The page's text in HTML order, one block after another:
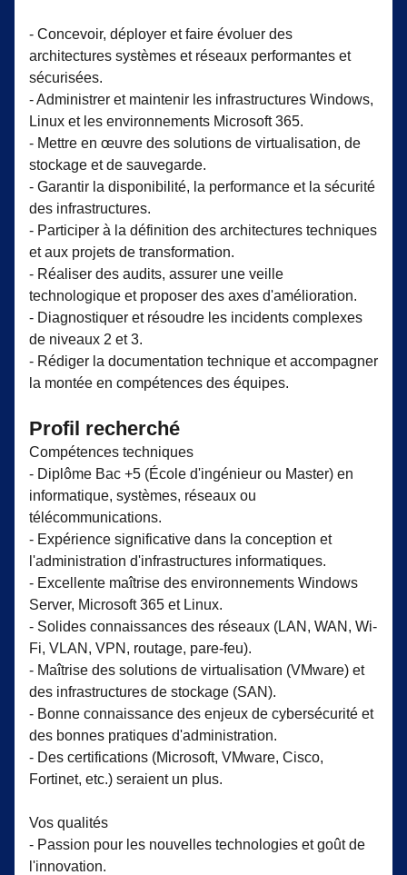
- Concevoir, déployer et faire évoluer des
architectures systèmes et réseaux performantes et
sécurisées.
- Administrer et maintenir les infrastructures Windows,
Linux et les environnements Microsoft 365.
- Mettre en œuvre des solutions de virtualisation, de
stockage et de sauvegarde.
- Garantir la disponibilité, la performance et la sécurité
des infrastructures.
- Participer à la définition des architectures techniques
et aux projets de transformation.
- Réaliser des audits, assurer une veille
technologique et proposer des axes d'amélioration.
- Diagnostiquer et résoudre les incidents complexes
de niveaux 2 et 3.
- Rédiger la documentation technique et accompagner
la montée en compétences des équipes.
Profil recherché
Compétences techniques
- Diplôme Bac +5 (École d'ingénieur ou Master) en
informatique, systèmes, réseaux ou
télécommunications.
- Expérience significative dans la conception et
l'administration d'infrastructures informatiques.
- Excellente maîtrise des environnements Windows
Server, Microsoft 365 et Linux.
- Solides connaissances des réseaux (LAN, WAN, Wi-
Fi, VLAN, VPN, routage, pare-feu).
- Maîtrise des solutions de virtualisation (VMware) et
des infrastructures de stockage (SAN).
- Bonne connaissance des enjeux de cybersécurité et
des bonnes pratiques d'administration.
- Des certifications (Microsoft, VMware, Cisco,
Fortinet, etc.) seraient un plus.
Vos qualités
- Passion pour les nouvelles technologies et goût de
l'innovation.